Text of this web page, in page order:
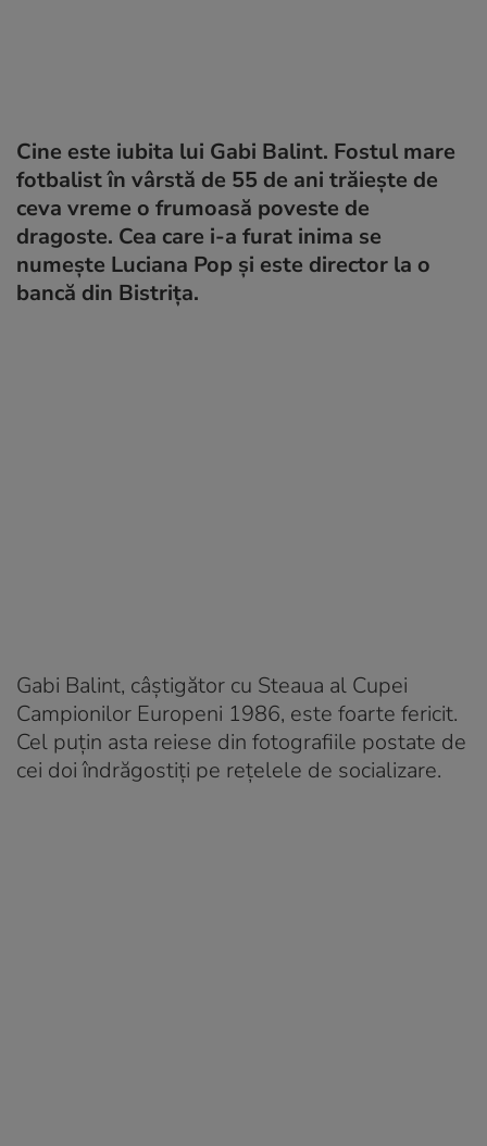
Cine este iubita lui Gabi Balint. Fostul mare
fotbalist în vârstă de 55 de ani trăiește de
ceva vreme o frumoasă poveste de
dragoste. Cea care i-a furat inima se
numește Luciana Pop și este director la o
bancă din Bistrița.
Gabi Balint, câștigător cu Steaua al Cupei
Campionilor Europeni 1986, este foarte fericit.
Cel puțin asta reiese din fotografiile postate de
cei doi îndrăgostiți pe rețelele de socializare.